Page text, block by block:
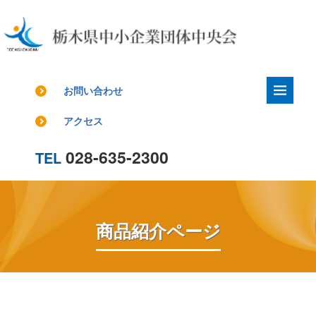
お問い合わせ
アクセス
TEL 028-635-2300
商品紹介ページ